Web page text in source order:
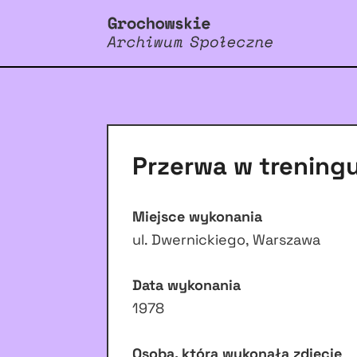
Przerwa w
Miejsce wykonania
ul. Dwernickiego, Warszawa
Data wykonania
1978